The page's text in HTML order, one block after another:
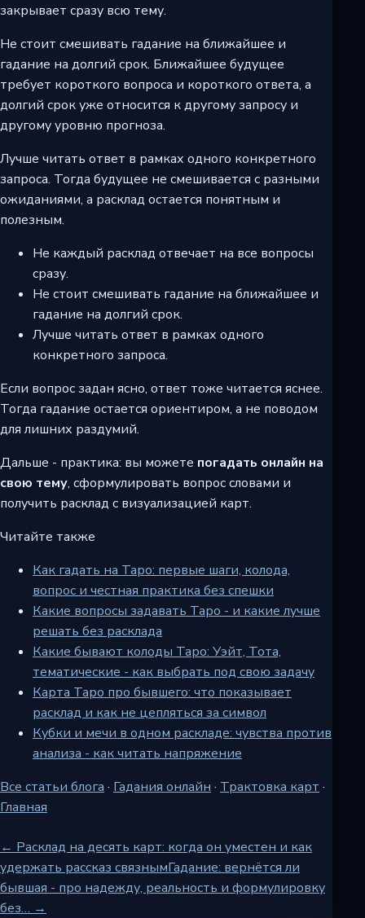
закрывает сразу всю тему.
Не стоит смешивать гадание на ближайшее и
гадание на долгий срок. Ближайшее будущее
требует короткого вопроса и короткого ответа, а
долгий срок уже относится к другому запросу и
другому уровню прогноза.
Лучше читать ответ в рамках одного конкретного
запроса. Тогда будущее не смешивается с разными
ожиданиями, а расклад остается понятным и
полезным.
Не каждый расклад отвечает на все вопросы
сразу.
Не стоит смешивать гадание на ближайшее и
гадание на долгий срок.
Лучше читать ответ в рамках одного
конкретного запроса.
Если вопрос задан ясно, ответ тоже читается яснее.
Тогда гадание остается ориентиром, а не поводом
для лишних раздумий.
Дальше - практика: вы можете погадать онлайн на
свою тему, сформулировать вопрос словами и
получить расклад с визуализацией карт.
Читайте также
Как гадать на Таро: первые шаги, колода,
вопрос и честная практика без спешки
Какие вопросы задавать Таро - и какие лучше
решать без расклада
Какие бывают колоды Таро: Уэйт, Тота,
тематические - как выбрать под свою задачу
Карта Таро про бывшего: что показывает
расклад и как не цепляться за символ
Кубки и мечи в одном раскладе: чувства против
анализа - как читать напряжение
Все статьи блога · Гадания онлайн · Трактовка карт ·
Главная
← Расклад на десять карт: когда он уместен и как
удержать рассказ связнымГадание: вернётся ли
бывшая - про надежду, реальность и формулировку
без… →